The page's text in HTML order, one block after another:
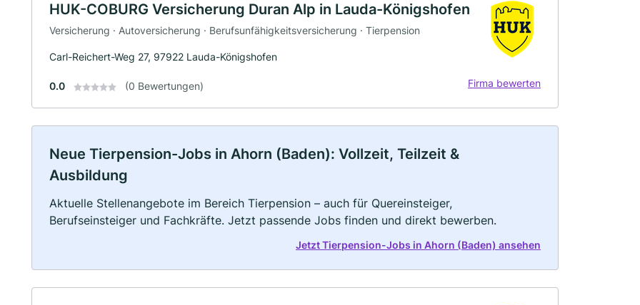
HUK-COBURG Versicherung Duran Alp in Lauda-Königshofen
Versicherung · Autoversicherung · Berufsunfähigkeitsversicherung · Tierpension
Carl-Reichert-Weg 27, 97922 Lauda-Königshofen
0.0 (0 Bewertungen) Firma bewerten
Neue Tierpension-Jobs in Ahorn (Baden): Vollzeit, Teilzeit &
Ausbildung
Aktuelle Stellenangebote im Bereich Tierpension – auch für Quereinsteiger,
Berufseinsteiger und Fachkräfte. Jetzt passende Jobs finden und direkt bewerben.
Jetzt Tierpension-Jobs in Ahorn (Baden) ansehen